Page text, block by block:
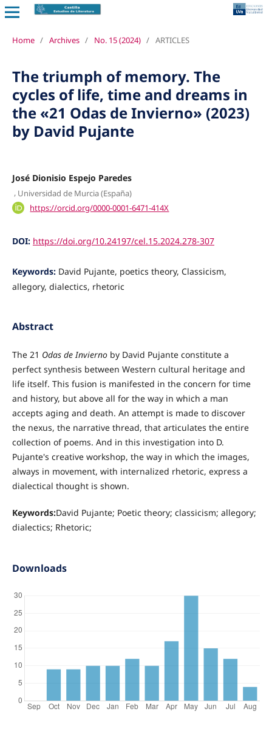
Home / Archives / No. 15 (2024) / ARTICLES
The triumph of memory. The
cycles of life, time and dreams in
the «21 Odas de Invierno» (2023)
by David Pujante
José Dionisio Espejo Paredes
, Universidad de Murcia (España)
https://orcid.org/0000-0001-6471-414X
DOI: https://doi.org/10.24197/cel.15.2024.278-307
Keywords: David Pujante, poetics theory, Classicism,
allegory, dialectics, rhetoric
Abstract
The 21 Odas de Inviernoby David Pujante constitute a
perfect synthesis between Western cultural heritage and
life itself. This fusion is manifested in the concern for time
and history, but above all for the way in which a man
accepts aging and death. An attempt is made to discover
the nexus, the narrative thread, that articulates the entire
collection of poems. And in this investigation into D.
Pujante's creative workshop, the way in which the images,
always in movement, with internalized rhetoric, express a
dialectical thought is shown.
Keywords:David Pujante; Poetic theory; classicism; allegory;
dialectics; Rhetoric;
Downloads